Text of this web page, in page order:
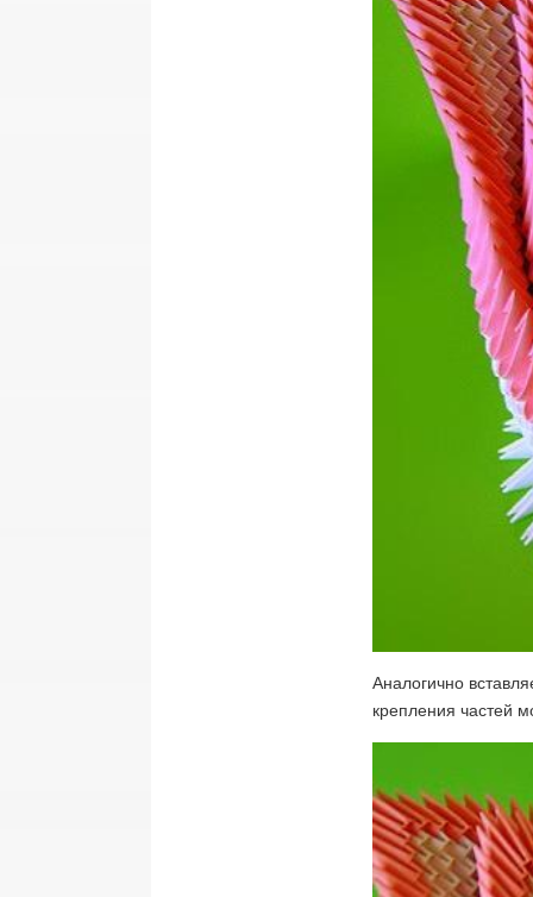
Аналогично
крепления частей